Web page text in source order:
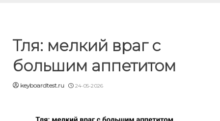
Тля: мелкий враг с
большим аппетитом
keyboardtest.ru 24-05-2026